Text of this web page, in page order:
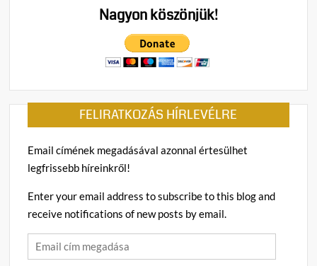
Nagyon köszönjük!
FELIRATKOZÁS HÍRLEVÉLRE
Email címének megadásával azonnal értesülhet
legfrissebb híreinkről!
Enter your email address to subscribe to this blog and
receive notifications of new posts by email.
Email
cím